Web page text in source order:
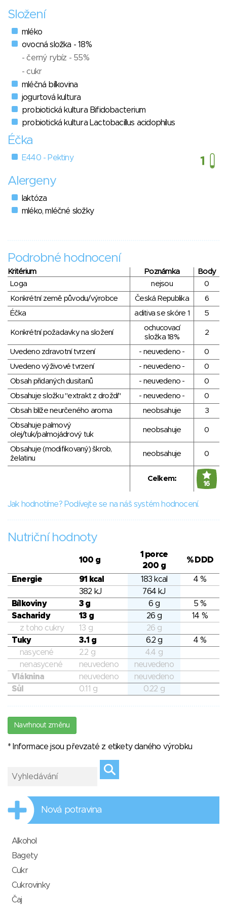
Složení
mléko
ovocná složka - 18%
- černý rybíz - 55%
- cukr
mléčná bílkovina
jogurtová kultura
probiotická kultura Bifidobacterium
probiotická kultura Lactobacillus acidophilus
Éčka
E440 - Pektiny
Alergeny
laktóza
mléko, mléčné složky
Podrobné hodnocení
Kritérium Poznámka
Body
Loga
nejsou
0
Konkrétní země původu/výrobce
Česká Republika
6
Éčka
aditiva se skóre 1 5
Konkrétní požadavky na složení
ochucovací
složka 18%
2
Uvedeno zdravotní tvrzení - neuvedeno -
0
Uvedeno výživové tvrzení
- neuvedeno -
0
Obsah přidaných dusitanů
- neuvedeno -
0
Obsahuje složku "extrakt z droždí"
- neuvedeno -
0
Obsah blíže neurčeného aroma
neobsahuje
3
Obsahuje palmový
olej/tuk/palmojádrový tuk
neobsahuje 0
Obsahuje (modifikovaný) škrob,
želatinu
neobsahuje 0
Celkem:
16
Jak hodnotíme? Podívejte se na náš systém hodnocení.
Nutriční hodnoty
100 g
1 porce
200 g
% DDD
Energie 91 kcal 183 kcal
4 %
382 kJ
764 kJ
Bílkoviny
3 g 6 g
5 %
Sacharidy
13 g 26 g
14 %
z toho cukry
13 g
26 g
Tuky
3.1 g 6.2 g
4 %
nasycené
2.2 g
4.4 g
nenasycené
neuvedeno
neuvedeno
Vláknina
neuvedeno
neuvedeno
Sůl
0.11 g 0.22 g
Navrhnout změnu
* Informace jsou převzaté z etikety daného výrobku
Nová potravina
Alkohol
Bagety
Cukr
Cukrovinky
Čaj